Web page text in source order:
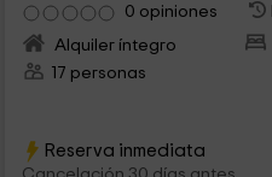
0 opiniones
Alquiler íntegro
17 personas
Reserva inmediata